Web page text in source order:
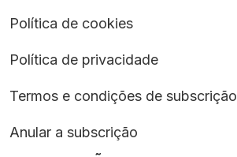
Política de cookies
Política de privacidade
Termos e condições de subscrição
Anular a subscrição